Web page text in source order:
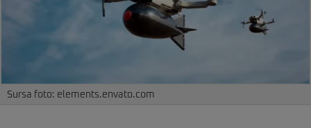
Sursa foto: elements.envato.com